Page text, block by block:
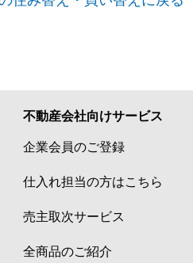
不動産会社向けサービス
企業会員のご登録
仕入れ担当の方はこちら
売主取次サービス
全商品のご紹介